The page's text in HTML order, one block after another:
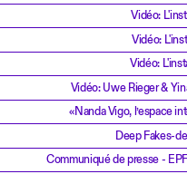
Vidéo:
Vidéo:
Vidéo:
Vidéo: Uwe Rieger &
«Nanda Vigo, l’espace
Deep Fakes-
Communiqué de presse -